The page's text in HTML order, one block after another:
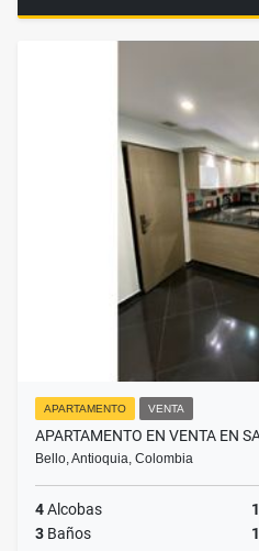
APARTAMENTO VENTA
APARTAMENTO EN VENTA EN
Bello, Antioquia, Colombia
4Alcobas 1
3 Baños